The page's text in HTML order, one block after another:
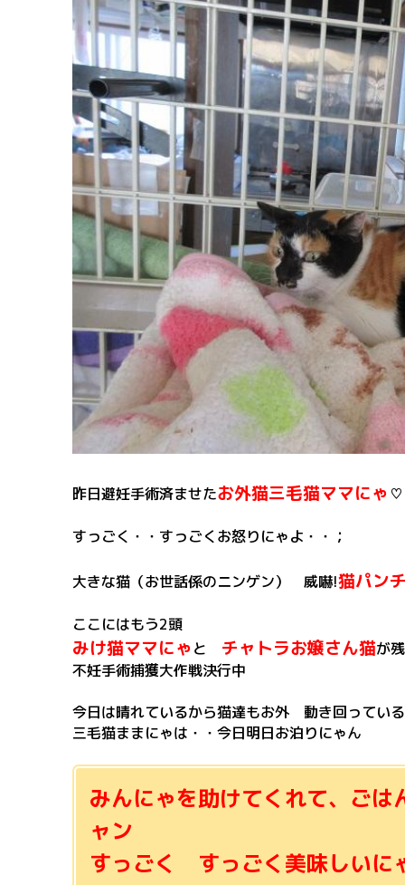
昨日避妊手術済ませたお外猫三毛猫ママにゃ ♡
すっごく・・すっごくお怒りにゃよ・・；
大きな猫（お世話係のニンゲン） 威嚇!猫パン
ここにはもう2頭
みけ猫ママにゃ と チャトラお嬢さん猫が
不妊手術捕獲大作戦決行中
今日は晴れているから猫達もお外 動き回ってい
三毛猫ままにゃは・・今日明日お泊りにゃん
みんにゃを助けてくれて、ご
ャン
すっごく すっごく美味しい